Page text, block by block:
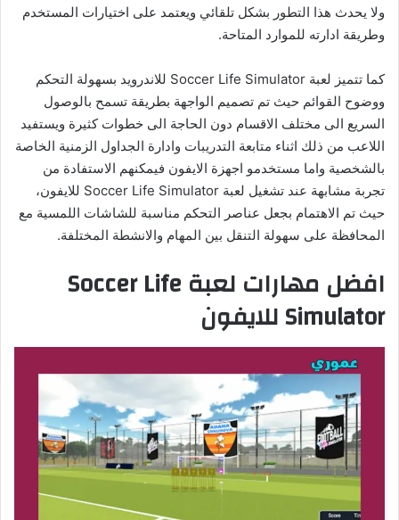
ولا يحدث هذا التطور بشكل تلقائي ويعتمد على اختيارات المستخدم
وطريقة ادارته للموارد المتاحة.
كما تتميز لعبة Soccer Life Simulator للاندرويد بسهولة التحكم
ووضوح القوائم حيث تم تصميم الواجهة بطريقة تسمح بالوصول
السريع الى مختلف الاقسام دون الحاجة الى خطوات كثيرة ويستفيد
اللاعب من ذلك اثناء متابعة التدريبات وادارة الجداول الزمنية الخاصة
بالشخصية واما مستخدمو اجهزة الايفون فيمكنهم الاستفادة من
تجربة مشابهة عند تشغيل لعبة Soccer Life Simulator للايفون،
حيث تم الاهتمام بجعل عناصر التحكم مناسبة للشاشات اللمسية مع
المحافظة على سهولة التنقل بين المهام والانشطة المختلفة.
افضل مهارات لعبة Soccer Life
Simulatorللايفون